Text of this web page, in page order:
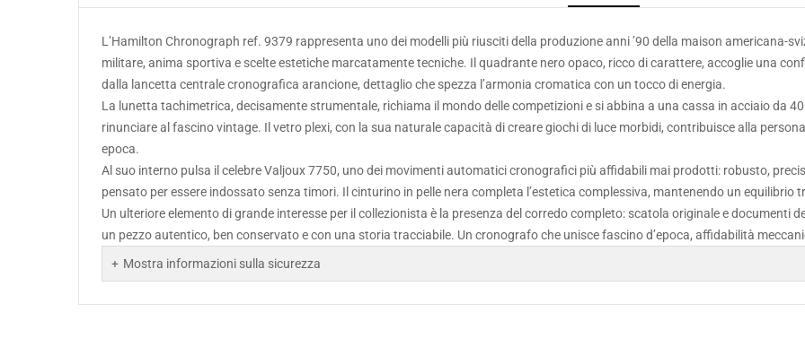
L’Hamilton Chronograph ref. 9379 rappresenta uno dei modelli più riusciti della produzione anni ’90 della maison americana-
militare, anima sportiva e scelte estetiche marcatamente tecniche. Il quadrante nero opaco, ricco di carattere, accoglie una
dalla lancetta centrale cronografica arancione, dettaglio che spezza l’armonia cromatica con un tocco di energia.
La lunetta tachimetrica, decisamente strumentale, richiama il mondo delle competizioni e si abbina a una cassa in acciaio da
rinunciare al fascino vintage. Il vetro plexi, con la sua naturale capacità di creare giochi di luce morbidi, contribuisce alla
epoca.
Al suo interno pulsa il celebre Valjoux 7750, uno dei movimenti automatici cronografici più affidabili mai prodotti: robusto,
pensato per essere indossato senza timori. Il cinturino in pelle nera completa l’estetica complessiva, mantenendo un equilibrio
Un ulteriore elemento di grande interesse per il collezionista è la presenza del corredo completo: scatola originale e documenti
un pezzo autentico, ben conservato e con una storia tracciabile. Un cronografo che unisce fascino d’epoca, affidabilità
Mostra informazioni sulla sicurezza